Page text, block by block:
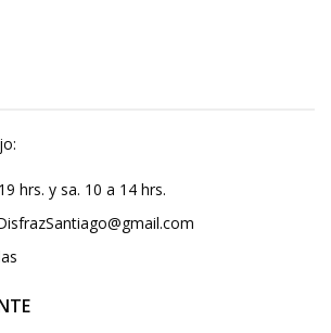
hrs. y sa. 10 a 14 hrs.